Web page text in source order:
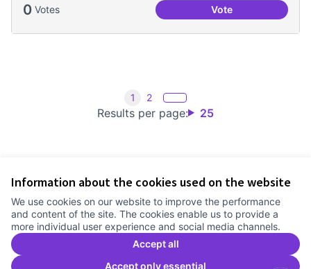
Information about the cookies used on the website
We use cookies on our website to improve the performance
and content of the site. The cookies enable us to provide a
more individual user experience and social media channels.
Accept all
Accept only essential
0 Votes VoteTreball en xarxa
Results per page: 25
1 2
Cookie settings
Comunitat Canòdrom at Facebook
(External link)
Comunitat Canòdrom at Instagram
(External link)
Comunitat Canòdrom at YouTube
(External link)
English
Triar la llenguaElegir el idiomaChoose language